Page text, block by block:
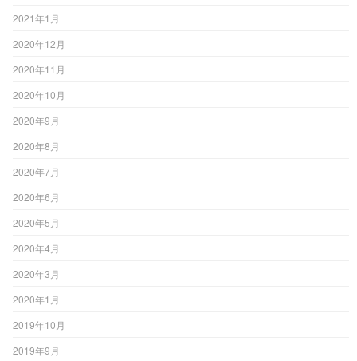
2021年1月
2020年12月
2020年11月
2020年10月
2020年9月
2020年8月
2020年7月
2020年6月
2020年5月
2020年4月
2020年3月
2020年1月
2019年10月
2019年9月